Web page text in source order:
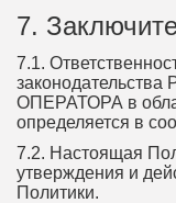
7.
7.1.
ОПЕРАТОРА в
определяется в
7.2. Настоящая
утверждения и
Политики.